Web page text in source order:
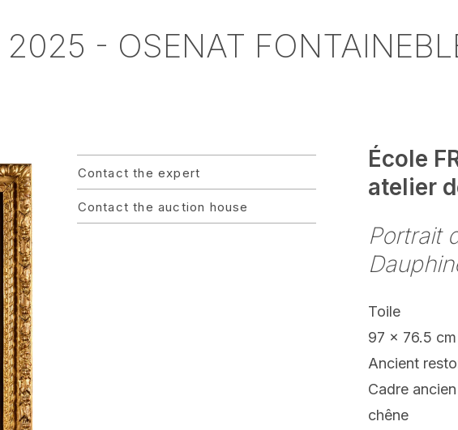
2025 - OSENAT
Contact the expert
Contact the auction house
École
atelier
Portrait
Toile
97 x 76.5 cm
Ancient
Cadre
chêne